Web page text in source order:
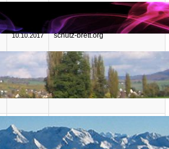
Imad Karim
10.10.2017 schutz-brett.org
10.04.2017 jungefreiheit.de
24.11.2016 epochtimes.de
18.07.2016 jungefreiheit.de